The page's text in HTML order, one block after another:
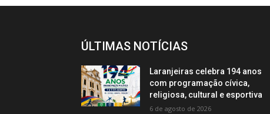
ÚLTIMAS NOTÍCIAS
Laranjeiras celebra 194 anos
com programação cívica,
religiosa, cultural e esportiva
6 de agosto de 2026